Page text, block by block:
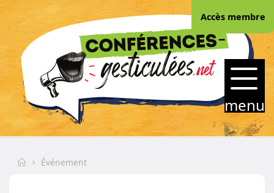
Skip
content
CONFERENCES-
GESTICULEES.NET
menu
Accès membre
HomeÉvénement